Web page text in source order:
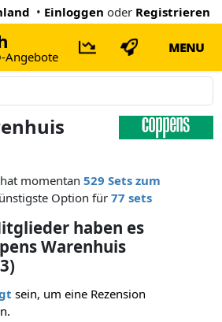
• Einloggen oder Registrieren
Angebote
MENU
hat momentan529 Sets zum
Option für77 sets
haben es
Warenhuis
sein, um eine Rezension